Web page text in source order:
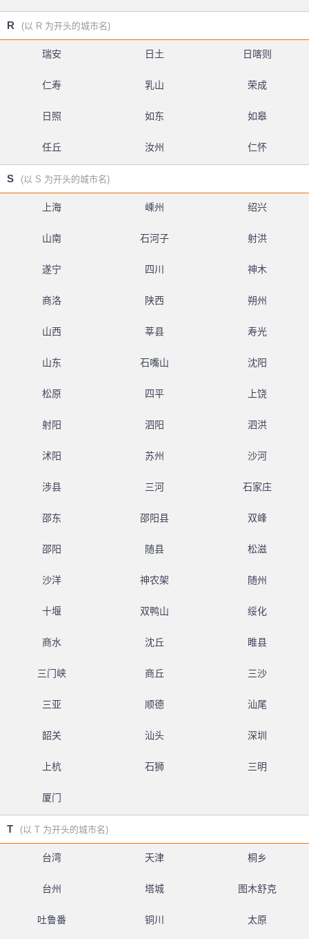
R (以 R 为开头的城市名)
瑞安 日土 日喀则
仁寿 乳山 荣成
日照 如东 如皋
任丘 汝州 仁怀
S (以 S 为开头的城市名)
上海 嵊州 绍兴
山南 石河子 射洪
遂宁 四川 神木
商洛 陕西 朔州
山西 莘县 寿光
山东 石嘴山 沈阳
松原 四平 上饶
射阳 泗阳 泗洪
沭阳 苏州 沙河
涉县 三河 石家庄
邵东 邵阳县 双峰
邵阳 随县 松滋
沙洋 神农架 随州
十堰 双鸭山 绥化
商水 沈丘 睢县
三门峡 商丘 三沙
三亚 顺德 汕尾
韶关 汕头 深圳
上杭 石狮 三明
厦门
T (以 T 为开头的城市名)
台湾 天津 桐乡
台州 塔城 图木舒克
吐鲁番 铜川 太原